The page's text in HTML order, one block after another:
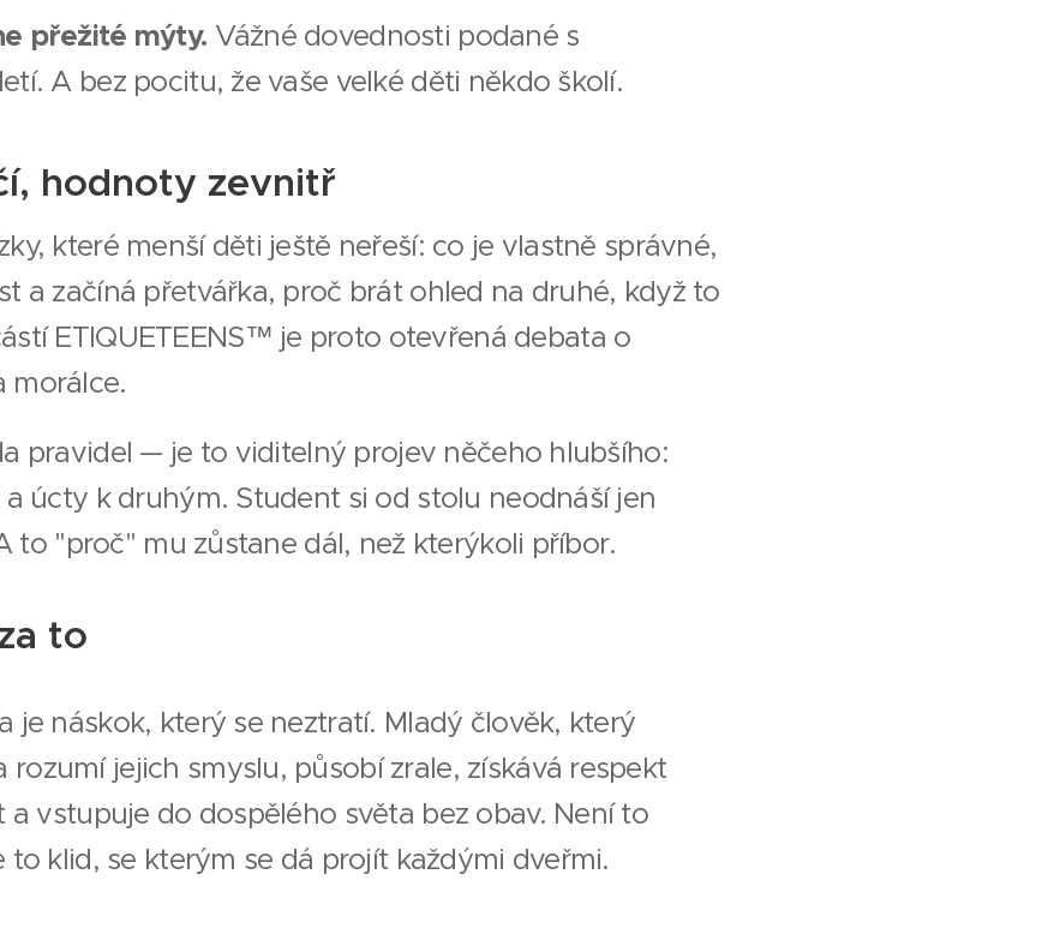
přežité mýty. Vážné dovednosti podané s
A bez pocitu, že vaše velké děti někdo školí.
hodnoty zevnitř
které menší děti ještě neřeší: co je vlastně správné,
a začíná přetvářka, proč brát ohled na druhé, když to
ETIQUETEENS™ je proto otevřená debata o
morálce.
pravidel — je to viditelný projev něčeho hlubšího:
úcty k druhým. Student si od stolu neodnáší jen
to "proč" mu zůstane dál, než kterýkoli příbor.
to
je náskok, který se neztratí. Mladý člověk, který
rozumí jejich smyslu, působí zrale, získává respekt
vstupuje do dospělého světa bez obav. Není to
klid, se kterým se dá projít každými dveřmi.